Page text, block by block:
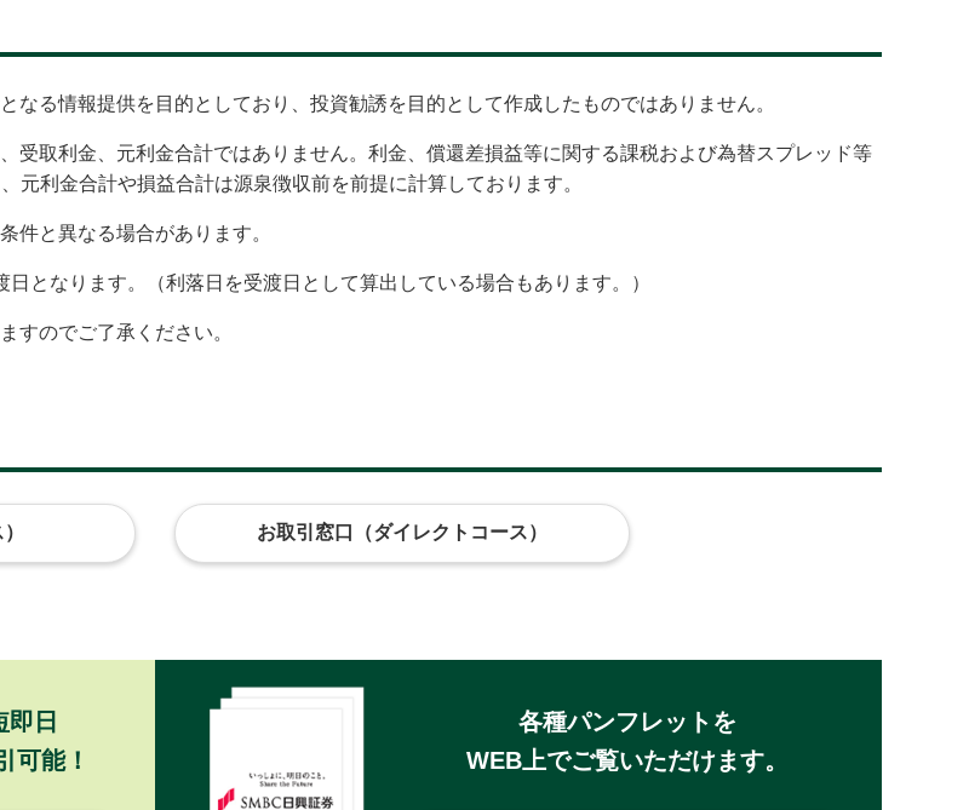
なる情報提供を目的としており、投資勧誘を目的として作成したものではありません。
受取利金、元利金合計ではありません。利金、償還差損益等に関する課税および為替スプレッド等
利金合計や損益合計は源泉徴収前を前提に計算しております。
件と異なる場合があります。
となります。（利落日を受渡日として算出している場合もあります。）
すのでご了承ください。
お取引窓口（ダイレクトコース）
日
可能！
各種パンフレットを
WEB上でご覧いただけます。